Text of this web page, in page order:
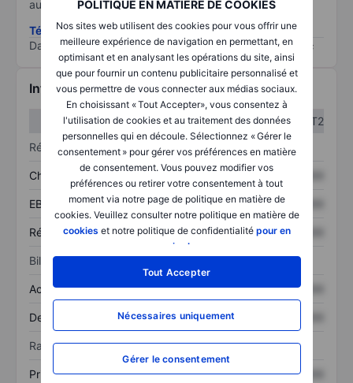
POLITIQUE EN MATIÈRE DE COOKIES
Nos sites web utilisent des cookies pour vous offrir une
meilleure expérience de navigation en permettant, en
optimisant et en analysant les opérations du site, ainsi
que pour fournir un contenu publicitaire personnalisé et
vous permettre de vous connecter aux médias sociaux.
En choisissant « Tout Accepter», vous consentez à
l'utilisation de cookies et au traitement des données
personnelles qui en découle. Sélectionnez « Gérer le
consentement » pour gérer vos préférences en matière
de consentement. Vous pouvez modifier vos
préférences ou retirer votre consentement à tout
moment via notre page de politique en matière de
cookies. Veuillez consulter notre politique en matière de
cookies et notre politique de confidentialité pour en
savoir plus
Tout Accepter
Nécessaires uniquement
Gérer le consentement
au risque le plus élevé).
Télécharger la méthodologie ESG (en anglais)
Data provided by
/
Informations financières
T1
T2
Résultats
Chiffre d’affaires XXXXXXX
EBITDA XXXXXXX XXXXXXX
Résultat net XXXXXXX XXXXXXX
Bilan
Actif total XXXXXXX XXXXXXX
Dette totale XXXXXXX
Ratios
Prix / ventes XXXXXXX XXXXXXX